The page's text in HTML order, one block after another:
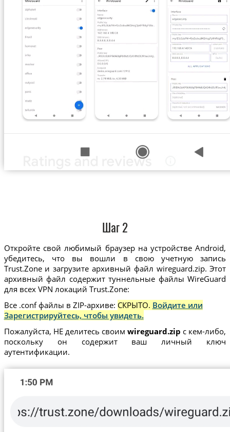
Шаг 2
Откройте свой любимый браузер на устройстве Android,
убедитесь, что вы вошли в свою учетную запись
Trust.Zone и загрузите архивный файл wireguard.zip. Этот
архивный файл содержит туннельные файлы WireGuard
для всех VPN локаций Trust.Zone:
Все .conf файлы в ZIP-архиве: СКРЫТО. Войдите или
Зарегистрируйтесь, чтобы увидеть.
Пожалуйста, НЕ делитесь своимwireguard.zip с кем-либо,
поскольку он содержит ваш личный ключ
аутентификации.